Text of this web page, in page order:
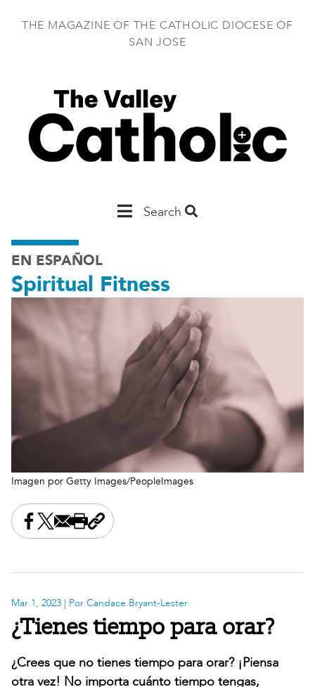
THE MAGAZINE OF THE CATHOLIC DIOCESE OF
SAN JOSE
MainSearch
EN ESPAÑOL
Spiritual Fitness
Imagen por Getty Images/PeopleImages
Share this on Facebook
Share this on X
Share this by email
Print this page
Copy the page address
Mar 1, 2023 | Por Candace Bryant-Lester
¿Tienes tiempo para orar?
¿Crees que no tienes tiempo para orar? ¡Piensa
otra vez! No importa cuánto tiempo tengas,